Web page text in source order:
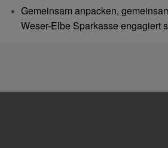
Gemeinsam anpacken,
Weser-Elbe Sparkasse engagiert